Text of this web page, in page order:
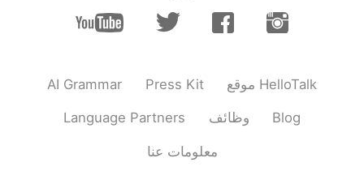
AI Grammar Press Kit موقع HelloTalk
Language Partners وظائف Blog
معلومات عنا